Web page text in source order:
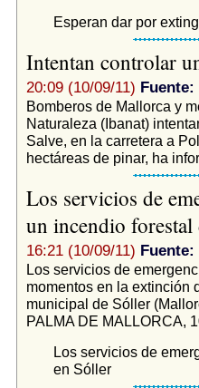
Esperan dar por
Intentan controlar
20:09 (10/09/11)
Bomberos de Mallorca y
Naturaleza (Ibanat)
Salve, en la carretera a
hectáreas de pinar, ha
Los servicios de
un incendio
16:21 (10/09/11) Fuente:
Los servicios de
momentos en la extinción
municipal de Sóller
PALMA DE MALLORCA,
Los servicios de
en Sóller